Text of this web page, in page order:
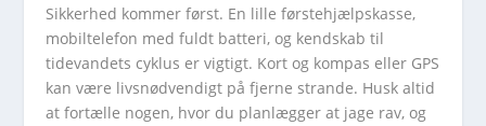
Sikkerhed kommer først. En lille førstehjælpskasse,
mobiltelefon med fuldt batteri, og kendskab til
tidevandets cyklus er vigtigt. Kort og kompas eller GPS
kan være livsnødvendigt på fjerne strande. Husk altid
at fortælle nogen, hvor du planlægger at jage rav, og